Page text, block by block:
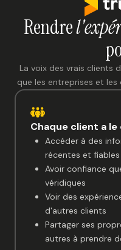
Rendre
La voix des vrais clients
que les entreprises et
Chaque client a
Accéder à des
récentes et
Avoir confiance
véridiques
Voir des
d'autres clients
Partager ses
autres à prendre